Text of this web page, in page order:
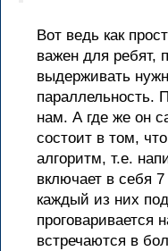
Вот ведь как
важен для ребят,
выдерживать
параллельность.
нам. А где же он
состоит в том,
алгоритм, т.е.
включает в себя
каждый из них
проговаривается
встречаются в